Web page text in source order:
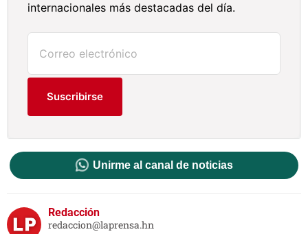
internacionales más destacadas del día.
Suscribirse
Unirme al canal de noticias
Redacción
redaccion@laprensa.hn